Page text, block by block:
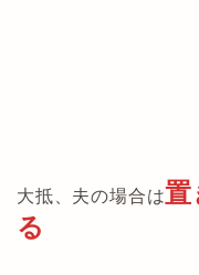
大抵、夫の場合は置
る